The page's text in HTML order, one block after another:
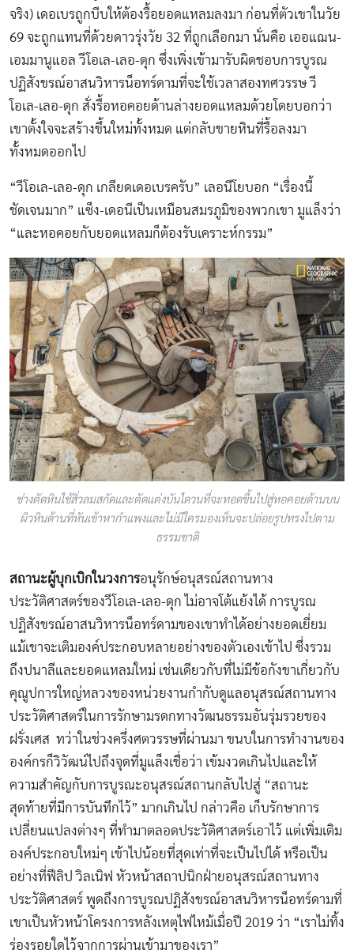
จริง) เดอเบรถูกบีบให้ต้องรื้อยอดแหลมลงมา ก่อนที่ตัวเขาในวัย
69 จะถูกแทนที่ด้วยดาวรุ่งวัย 32 ที่ถูกเลือกมา นั่นคือ เออแฌน-
เอมมานูแอล วีโอเล-เลอ-ดุก ซึ่งเพิ่งเข้ามารับผิดชอบการบูรณ
ปฏิสังขรณ์อาสนวิหารน็อทร์ดามที่จะใช้เวลาสองทศวรรษ วี
โอเล-เลอ-ดุก สั่งรื้อหอคอยด้านล่างยอดแหลมด้วยโดยบอกว่า
เขาตั้งใจจะสร้างขึ้นใหม่ทั้งหมด แต่กลับขายหินที่รื้อลงมา
ทั้งหมดออกไป
“วีโอเล-เลอ-ดุก เกลียดเดอเบรครับ” เลอนีโยบอก “เรื่องนี้
ชัดเจนมาก” แซ็ง-เดอนีเป็นเหมือนสมรภูมิของพวกเขา มูแล็งว่า
“และหอคอยกับยอดแหลมก็ต้องรับเคราะห์กรรม”
ช่างตัดหินใช้สิ่วลมสกัดและตัดแต่งบันไดวนที่จะทอดขึ้นไปสู่หอคอยด้านบน
ผิวหินด้านที่หันเข้าหากำแพงและไม่มีใครมองเห็นจะปล่อยรูปทรงไปตาม
ธรรมชาติ
สถานะผู้บุกเบิกในวงการอนุรักษ์อนุสรณ์สถานทาง
ประวัติศาสตร์ของวีโอเล-เลอ-ดุก ไม่อาจโต้แย้งได้ การบูรณ
ปฏิสังขรณ์อาสนวิหารน็อทร์ดามของเขาทำได้อย่างยอดเยี่ยม
แม้เขาจะเติมองค์ประกอบหลายอย่างของตัวเองเข้าไป ซึ่งรวม
ถึงปนาลีและยอดแหลมใหม่ เช่นเดียวกับที่ไม่มีข้อกังขาเกี่ยวกับ
คุณูปการใหญ่หลวงของหน่วยงานกำกับดูแลอนุสรณ์สถานทาง
ประวัติศาสตร์ในการรักษามรดกทางวัฒนธรรมอันรุ่มรวยของ
ฝรั่งเศส ทว่าในช่วงครึ่งศตวรรษที่ผ่านมา ขนบในการทำงานของ
องค์กรก็วิวัฒน์ไปถึงจุดที่มูแล็งเชื่อว่า เข้มงวดเกินไปและให้
ความสำคัญกับการบูรณะอนุสรณ์สถานกลับไปสู่ “สถานะ
สุดท้ายที่มีการบันทึกไว้” มากเกินไป กล่าวคือ เก็บรักษาการ
เปลี่ยนแปลงต่างๆ ที่ทำมาตลอดประวัติศาสตร์เอาไว้ แต่เพิ่มเติม
องค์ประกอบใหม่ๆ เข้าไปน้อยที่สุดเท่าที่จะเป็นไปได้ หรือเป็น
อย่างที่ฟีลิป วิลเนิฟ หัวหน้าสถาปนิกฝ่ายอนุสรณ์สถานทาง
ประวัติศาสตร์ พูดถึงการบูรณปฏิสังขรณ์อาสนวิหารน็อทร์ดามที่
เขาเป็นหัวหน้าโครงการหลังเหตุไฟไหม้เมื่อปี 2019 ว่า “เราไม่ทิ้ง
ร่องรอยใดไว้จากการผ่านเข้ามาของเรา”